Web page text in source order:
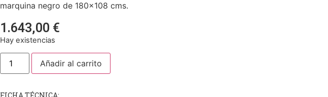
marquina negro de 180×108 cms.
1.643,00 €
Hay existencias
Añadir al carrito